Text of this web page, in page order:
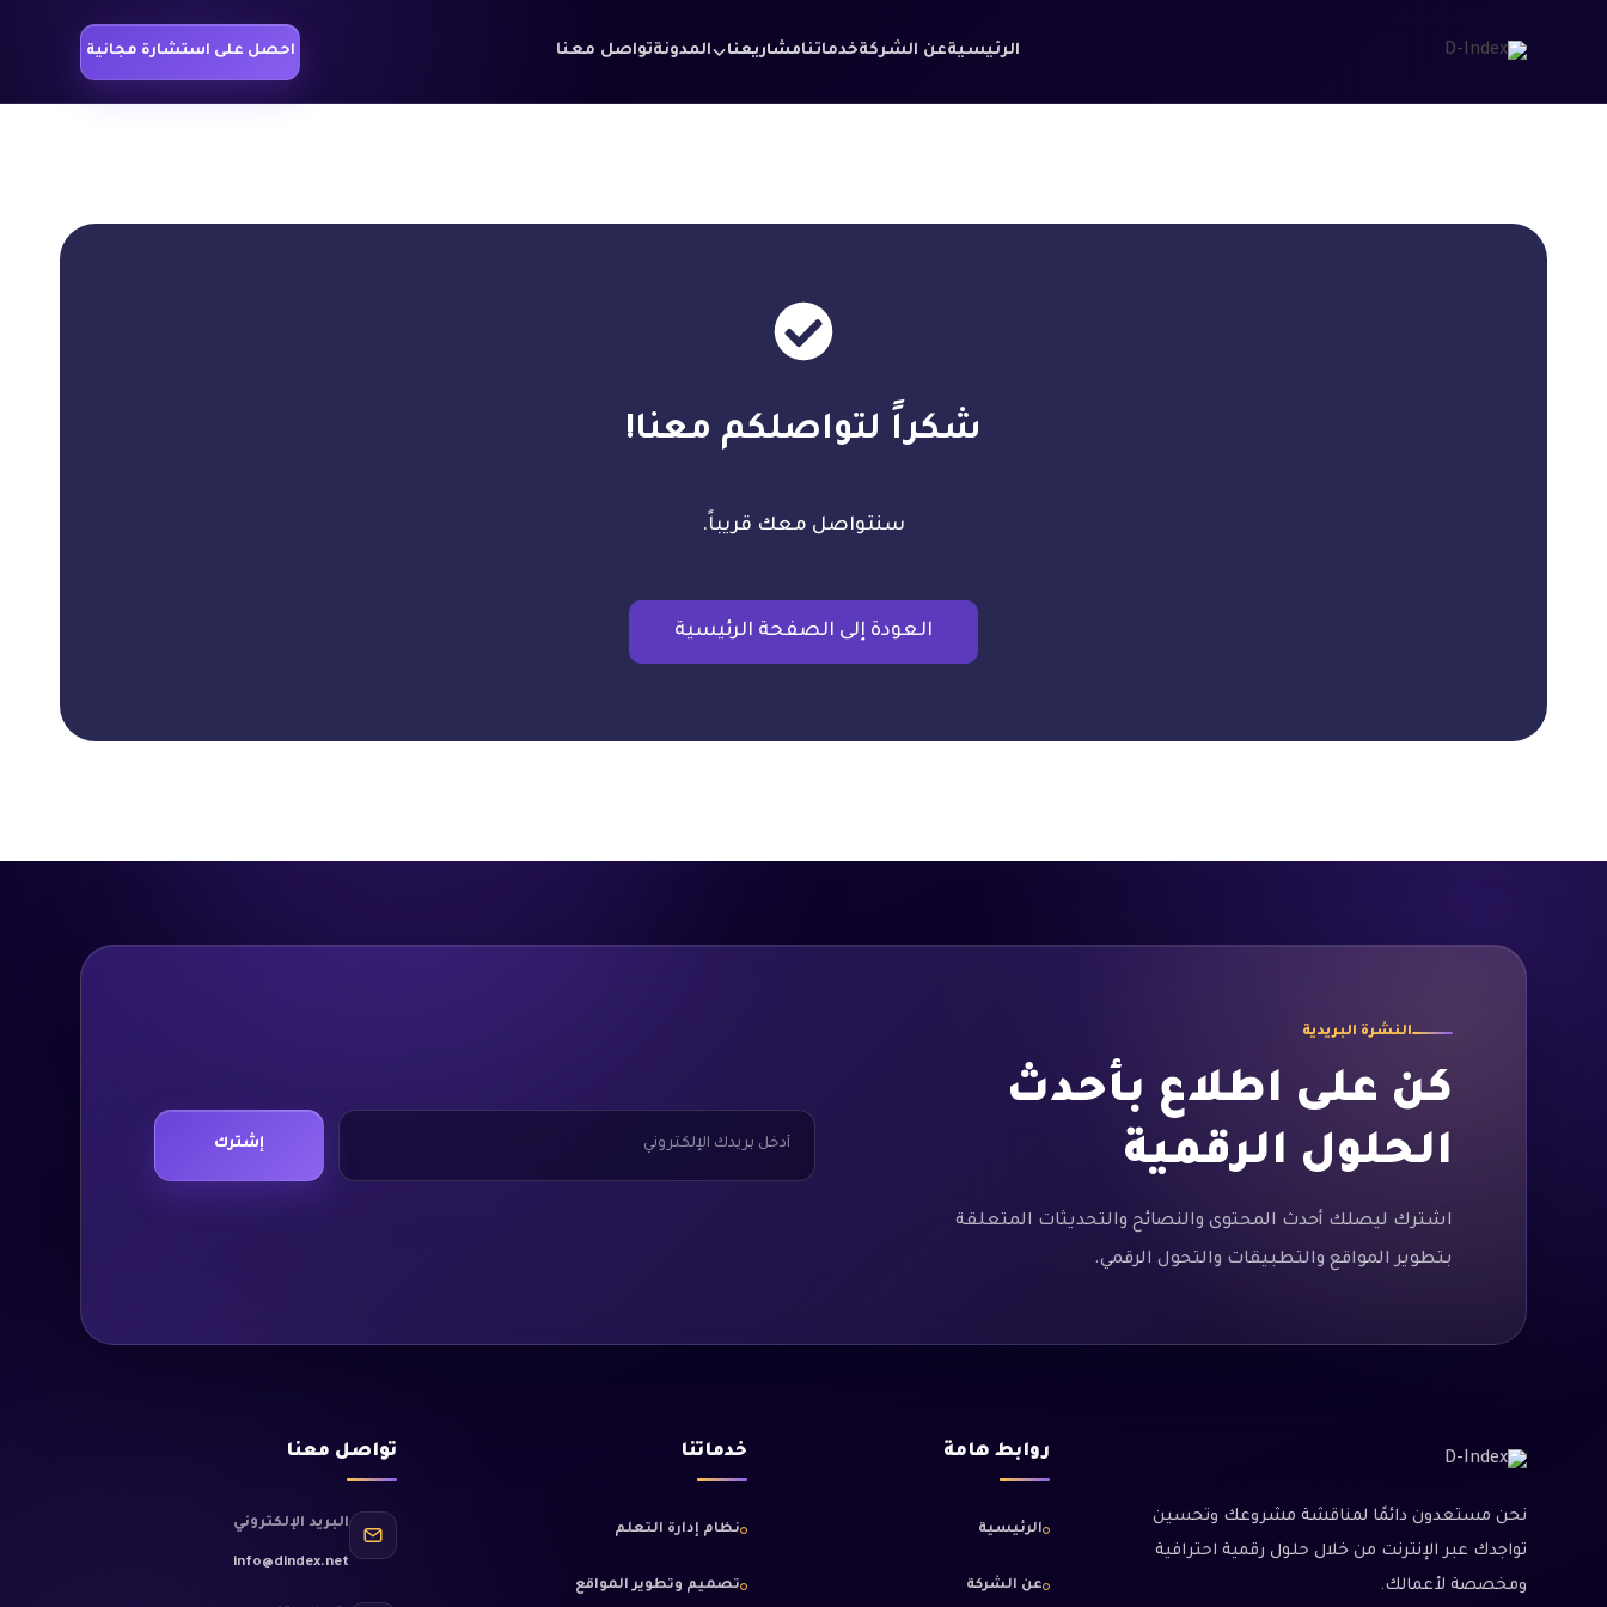
الرئيسيةعن الشركةخدماتنامشاريعنا المدونةتواصل معنا احصل على استشارة مجانية
شكراً لتواصلكم معنا!
سنتواصل معك قريباً.
العودة إلى الصفحة الرئيسية
النشرة البريدية
كن على اطلاع بأحدث
الحلول الرقمية
اشترك ليصلك أحدث المحتوى والنصائح والتحديثات المتعلقة
بتطوير المواقع والتطبيقات والتحول الرقمي.
إشترك
نحن مستعدون دائمًا لمناقشة مشروعك وتحسين
تواجدك عبر الإنترنت من خلال حلول رقمية احترافية
ومخصصة لأعمالك.
روابط هامة
الرئيسية
عن الشركة
خدماتنا
نظام إدارة التعلم
تصميم وتطوير المواقع
تواصل معنا
البريد الإلكتروني
info@dindex.net